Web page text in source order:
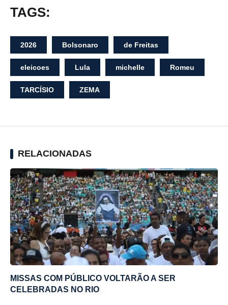
TAGS:
2026 Bolsonaro de Freitas
eleicoes Lula michelle Romeu
TARCÍSIO ZEMA
RELACIONADAS
MISSAS COM PÚBLICO VOLTARÃO A SER
CELEBRADAS NO RIO